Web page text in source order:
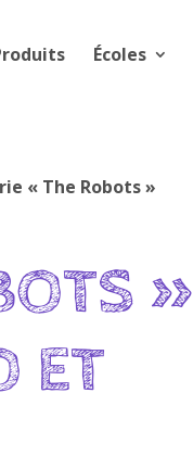
Écoles
« The Robots »
»
ET